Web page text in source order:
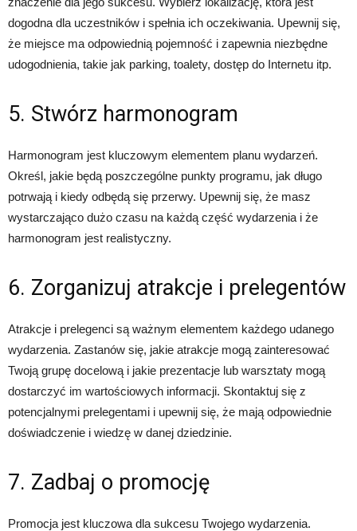
dogodna dla uczestników i spełnia ich oczekiwania. Upewnij się,
że miejsce ma odpowiednią pojemność i zapewnia niezbędne
udogodnienia, takie jak parking, toalety, dostęp do Internetu itp.
5. Stwórz harmonogram
Harmonogram jest kluczowym elementem planu wydarzeń.
Określ, jakie będą poszczególne punkty programu, jak długo
potrwają i kiedy odbędą się przerwy. Upewnij się, że masz
wystarczająco dużo czasu na każdą część wydarzenia i że
harmonogram jest realistyczny.
6. Zorganizuj atrakcje i prelegentów
Atrakcje i prelegenci są ważnym elementem każdego udanego
wydarzenia. Zastanów się, jakie atrakcje mogą zainteresować
Twoją grupę docelową i jakie prezentacje lub warsztaty mogą
dostarczyć im wartościowych informacji. Skontaktuj się z
potencjalnymi prelegentami i upewnij się, że mają odpowiednie
doświadczenie i wiedzę w danej dziedzinie.
7. Zadbaj o promocję
Promocja jest kluczowa dla sukcesu Twojego wydarzenia.